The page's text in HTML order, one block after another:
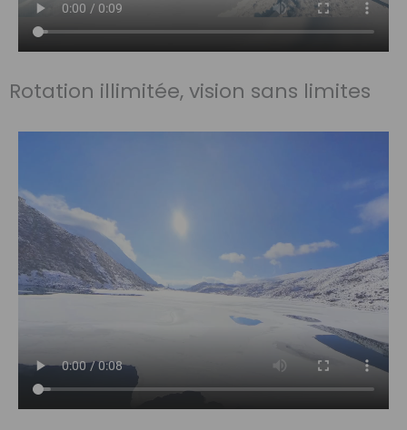
Rotation illimitée, vision sans limites